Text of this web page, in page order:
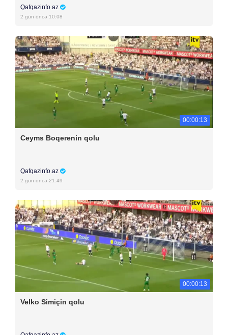
Qafqazinfo.az
2 gün öncə 10:08
00:00:13
Ceyms Boqerenin qolu
Qafqazinfo.az
2 gün öncə 21:49
00:00:13
Velko Simiçin qolu